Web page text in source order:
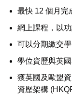
最快 12 個月完
網上課程，以
可以分期繳交
學位資歷與英
獲英國及歐盟
資歷架構